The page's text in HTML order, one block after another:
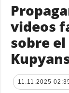
videos
sobre
11.11.2025